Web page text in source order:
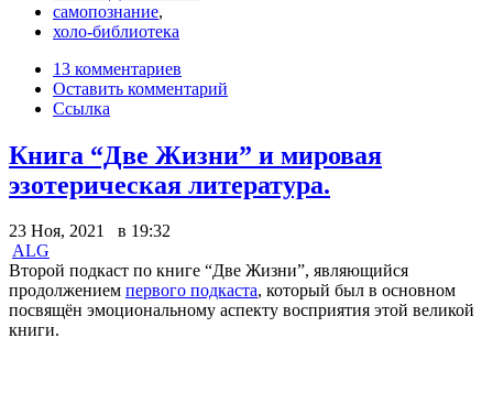
самопознание,
холо-библиотека
13 комментариев
Оставить комментарий
Ссылка
Книга “Две Жизни” и мировая
эзотерическая литература.
23 Ноя, 2021 в 19:32
ALG
Второй подкаст по книге “Две Жизни”, являющийся
продолжением первого подкаста, который был в основном
посвящён эмоциональному аспекту восприятия этой великой
книги.